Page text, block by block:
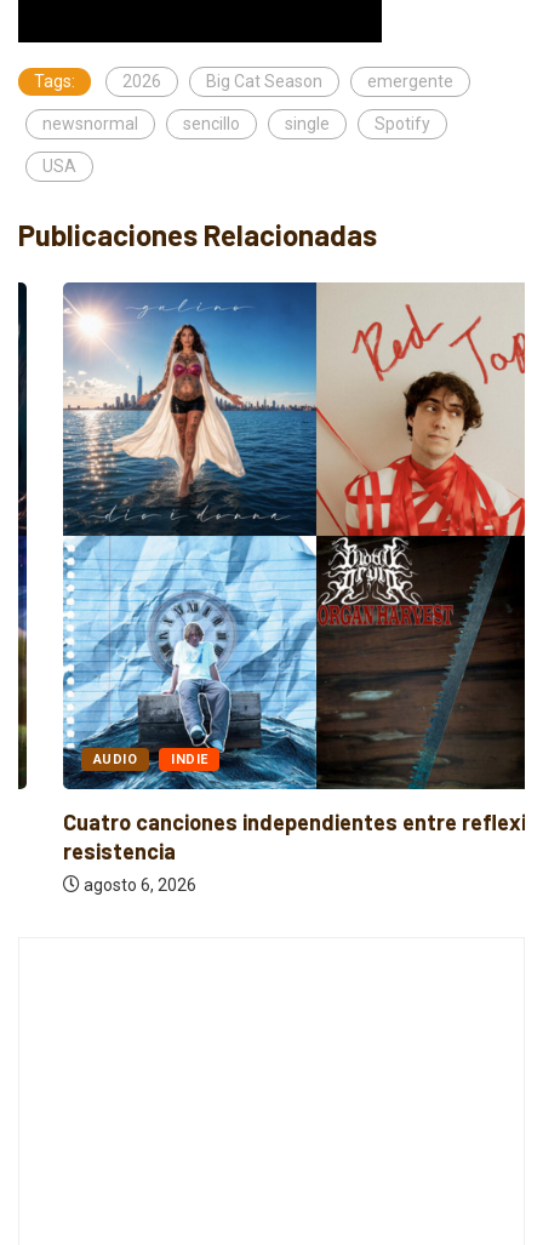
Tags: 2026 Big Cat Season emergente
newsnormal sencillo single Spotify
USA
Publicaciones Relacionadas
AUDIO INDIE
Cuatro canciones independientes entre reflexión y
resistencia
agosto 6, 2026